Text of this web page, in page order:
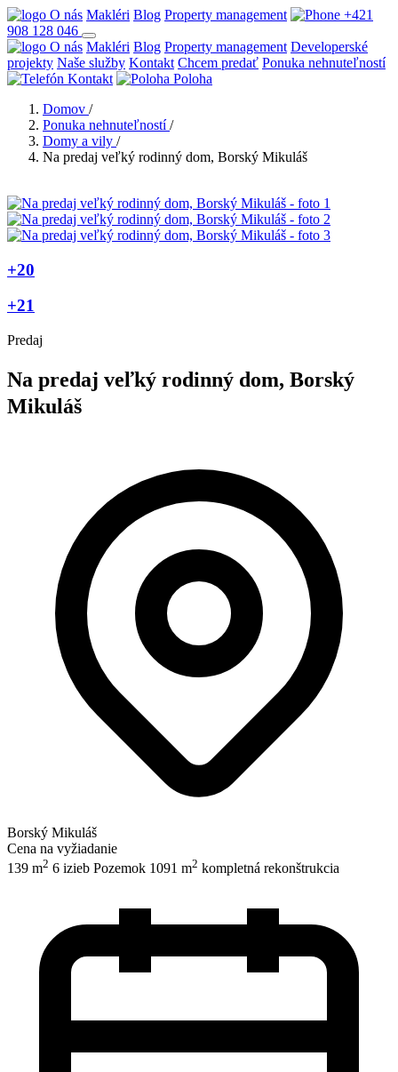
O nás Makléri Blog Property management
+421
908 128 046
O nás Makléri Blog Property management Developerské
projekty Naše služby Kontakt Chcem predať Ponuka nehnuteľností
Kontakt
Poloha
Domov /
Ponuka nehnuteľností /
Domy a vily /
Na predaj veľký rodinný dom, Borský Mikuláš
+20
+21
Predaj
Na predaj veľký rodinný dom, Borský
Mikuláš
Borský Mikuláš
Cena na vyžiadanie
139 m2 6 izieb Pozemok 1091 m2 kompletná rekonštrukcia